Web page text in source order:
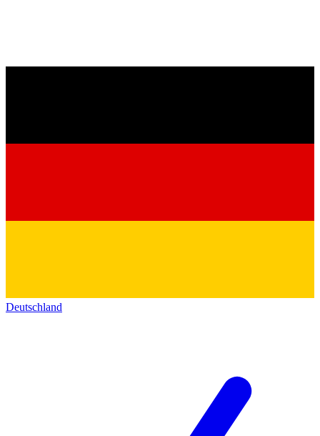
Deutschland